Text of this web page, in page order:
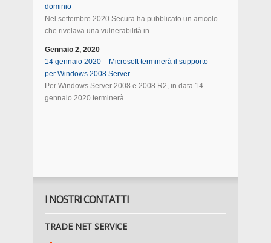
dominio
Nel settembre 2020 Secura ha pubblicato un articolo
che rivelava una vulnerabilità in...
Gennaio 2, 2020
14 gennaio 2020 – Microsoft terminerà il supporto
per Windows 2008 Server
Per Windows Server 2008 e 2008 R2, in data 14
gennaio 2020 terminerà...
I NOSTRI CONTATTI
TRADE NET SERVICE